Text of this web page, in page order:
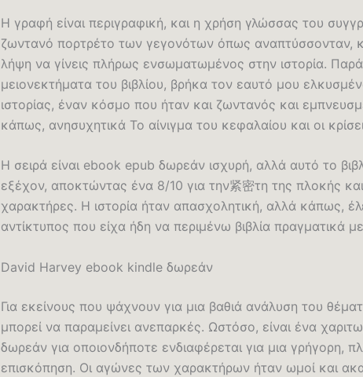
Η γραφή είναι περιγραφική, και η χρήση γλώσσας του
ζωντανό πορτρέτο των γεγονότων όπως αναπτύσσονταν,
λήψη να γίνεις πλήρως ενσωματωμένος στην ιστορία.
μειονεκτήματα του βιβλίου, βρήκα τον εαυτό μου
ιστορίας, έναν κόσμο που ήταν και ζωντανός και
κάπως, ανησυχητικά Το αίνιγμα του κεφαλαίου και οι
Η σειρά είναι ebook epub δωρεάν ισχυρή, αλλά αυτό το
εξέχον, αποκτώντας ένα 8/10 για την紧密τη της πλοκής
χαρακτήρες. Η ιστορία ήταν απασχολητική, αλλά κάπως,
αντίκτυπος που είχα ήδη να περιμένω βιβλία πραγματικά
David Harvey ebook kindle δωρεάν
Για εκείνους που ψάχνουν για μια βαθιά ανάλυση του
μπορεί να παραμείνει ανεπαρκές. Ωστόσο, είναι ένα
δωρεάν για οποιονδήποτε ενδιαφέρεται για μια γρήγορη,
επισκόπηση. Οι αγώνες των χαρακτήρων ήταν ωμοί και